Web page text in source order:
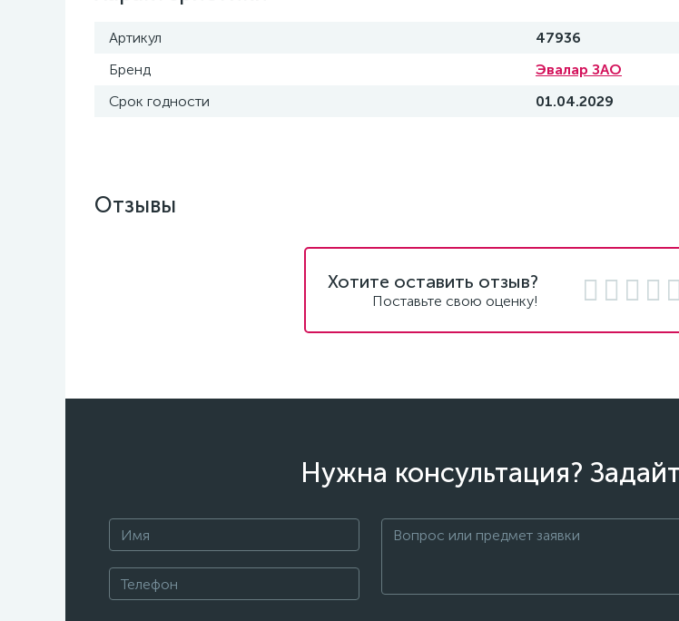
Артикул
47936
Бренд
Эвалар ЗАО
Срок годности
01.04.2029
Отзывы
Хотите оставить отзыв?
Поставьте свою оценку!
Нужна консультация?